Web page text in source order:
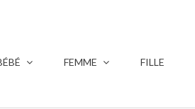
FEMME FILLE